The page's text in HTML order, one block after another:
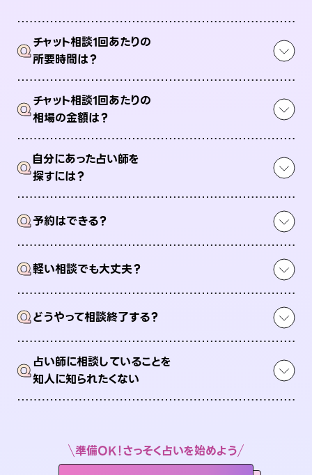
Qチャット相談1回あたりの
所要時間は？
Qチャット相談1回あたりの
相場の金額は？
Q自分にあった占い師を
探すには？
Q予約はできる？
Q軽い相談でも大丈夫？
Qどうやって相談終了する？
Q占い師に相談していることを
知人に知られたくない
準備OK！さっそく占いを始めよう